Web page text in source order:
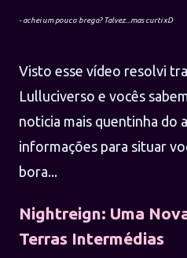
- achei um pouco brega? Talvez...mas curti xD
Visto esse vídeo resolvi
Lulluciverso e vocês
noticia mais quentinha do
informações para situar
bora...
Nightreign: Uma
Terras Intermédias